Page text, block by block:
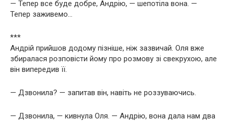
— Тепер все буде добре, Андрію, — шепотіла вона. —
Тепер заживемо…
***
Андрій прийшов додому пізніше, ніж зазвичай. Оля вже
збиралася розповісти йому про розмову зі свекрухою, але
він випередив її.
— Дзвонила? — запитав він, навіть не роззуваючись.
— Дзвонила, — кивнула Оля. — Андрію, вона дала нам два